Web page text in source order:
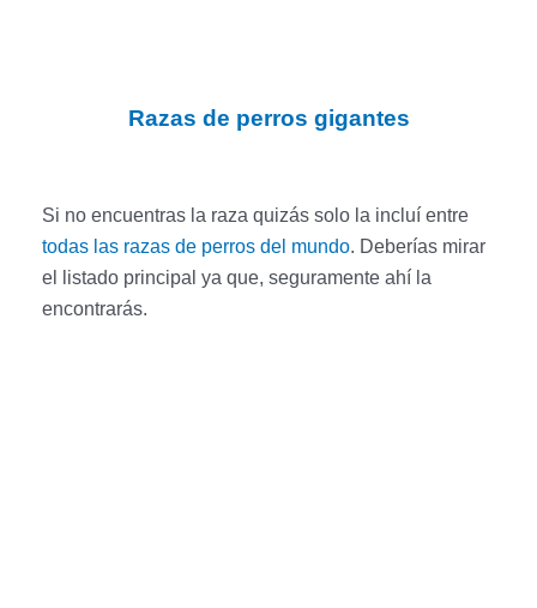
Razas de perros gigantes
Si no encuentras la raza quizás solo la incluí entre
todas las razas de perros del mundo. Deberías mirar
el listado principal ya que, seguramente ahí la
encontrarás.